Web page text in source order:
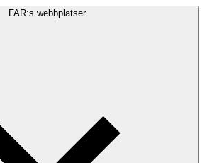
FAR:s webbplatser